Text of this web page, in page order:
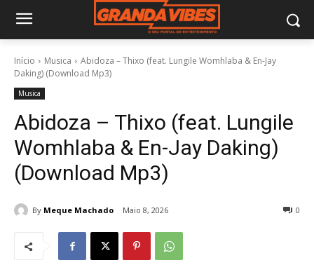
Início Musica
Abidoza – Thixo (feat. Lungile Womhlaba & En-Jay
Daking) (Download Mp3)
Musica
Abidoza – Thixo (feat. Lungile
Womhlaba & En-Jay Daking)
(Download Mp3)
By Meque Machado Maio 8, 2026 0